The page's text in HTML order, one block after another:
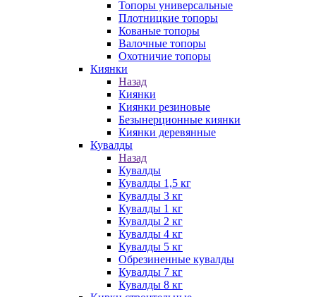
Топоры универсальные
Плотницкие топоры
Кованые топоры
Валочные топоры
Охотничие топоры
Киянки
Назад
Киянки
Киянки резиновые
Безынерционные киянки
Киянки деревянные
Кувалды
Назад
Кувалды
Кувалды 1,5 кг
Кувалды 3 кг
Кувалды 1 кг
Кувалды 2 кг
Кувалды 4 кг
Кувалды 5 кг
Обрезиненные кувалды
Кувалды 7 кг
Кувалды 8 кг